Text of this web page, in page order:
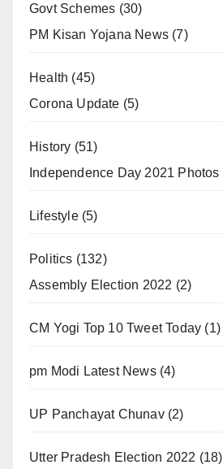
Govt Schemes (30)
PM Kisan Yojana News (7)
Health (45)
Corona Update (5)
History (51)
Independence Day 2021 Photos
Lifestyle(5)
Politics (132)
Assembly Election 2022 (2)
CM Yogi Top 10 Tweet Today (1)
pm Modi Latest News(4)
UP Panchayat Chunav(2)
Utter Pradesh Election 2022 (18)